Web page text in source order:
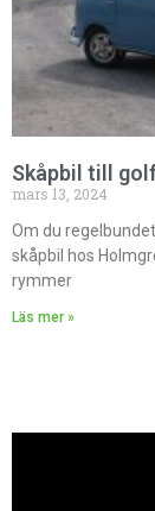
Skåpbil till
mars 13, 2024
Om du
skåpbil hos
rymmer
Läs mer »